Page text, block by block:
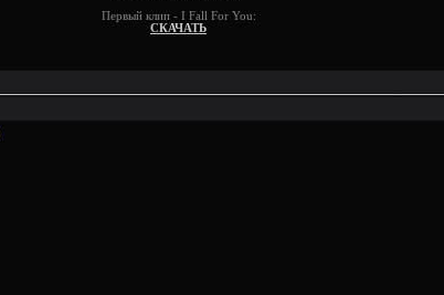
Первый клип - I Fall For You:
СКАЧАТЬ